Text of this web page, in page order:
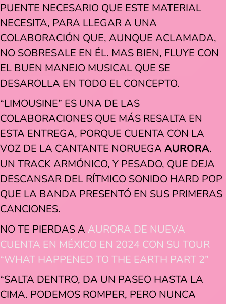
PUENTE NECESARIO QUE ESTE MATERIAL
NECESITA, PARA LLEGAR A UNA
COLABORACIÓN QUE, AUNQUE ACLAMADA,
NO SOBRESALE EN ÉL. MAS BIEN, FLUYE CON
EL BUEN MANEJO MUSICAL QUE SE
DESAROLLA EN TODO EL CONCEPTO.
“LIMOUSINE” ES UNA DE LAS
COLABORACIONES QUE MÁS RESALTA EN
ESTA ENTREGA, PORQUE CUENTA CON LA
VOZ DE LA CANTANTE NORUEGA AURORA.
UN TRACK ARMÓNICO, Y PESADO, QUE DEJA
DESCANSAR DEL RÍTMICO SONIDO HARD POP
QUE LA BANDA PRESENTÓ EN SUS PRIMERAS
CANCIONES.
NO TE PIERDAS A AURORA DE NUEVA
CUENTA EN MÉXICO EN 2024 CON SU TOUR
“WHAT HAPPENED TO THE EARTH PART 2”
“SALTA DENTRO, DA UN PASEO HASTA LA
CIMA. PODEMOS ROMPER, PERO NUNCA